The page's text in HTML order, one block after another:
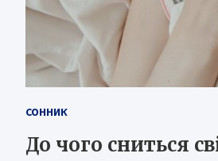
СОННИК
До чого сниться